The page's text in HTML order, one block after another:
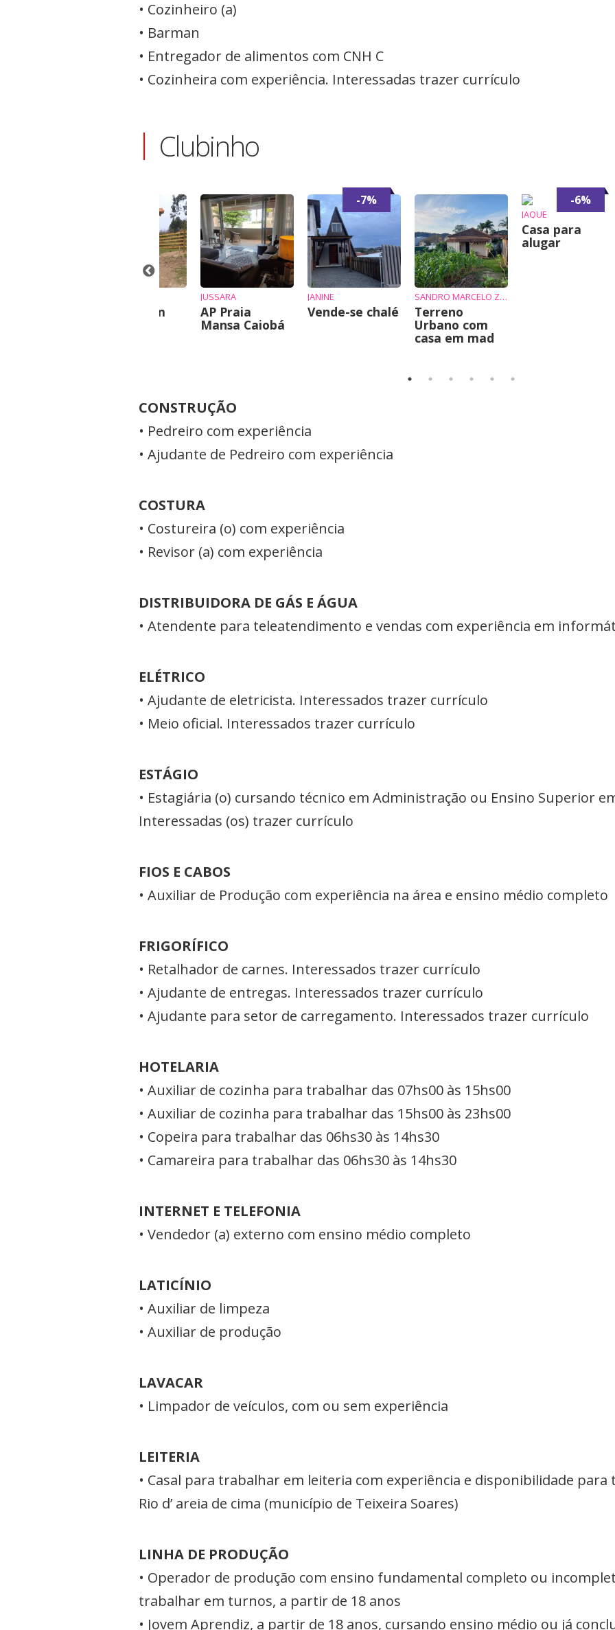
• Cozinheiro (a)
• Barman
• Entregador de alimentos com CNH C
• Cozinheira com experiência. Interessadas trazer currículo
Clubinho
Chácara em
JUSSARA
AP Praia
Mansa Caiobá
-7%
JANINE
Vende-se chalé
SANDRO MARCELO ZIEMBIKIEWICZ
Terreno
Urbano com
casa em mad
-6%
JAQUE
Casa para
alugar
CONSTRUÇÃO
• Pedreiro com experiência
• Ajudante de Pedreiro com experiência
COSTURA
• Costureira (o) com experiência
• Revisor (a) com experiência
DISTRIBUIDORA DE GÁS E ÁGUA
• Atendente para teleatendimento e vendas com experiência em
ELÉTRICO
• Ajudante de eletricista. Interessados trazer currículo
• Meio oficial. Interessados trazer currículo
ESTÁGIO
• Estagiária (o) cursando técnico em Administração ou Ensino Superior
Interessadas (os) trazer currículo
FIOS E CABOS
• Auxiliar de Produção com experiência na área e ensino médio completo
FRIGORÍFICO
• Retalhador de carnes. Interessados trazer currículo
• Ajudante de entregas. Interessados trazer currículo
• Ajudante para setor de carregamento. Interessados trazer currículo
HOTELARIA
• Auxiliar de cozinha para trabalhar das 07hs00 às 15hs00
• Auxiliar de cozinha para trabalhar das 15hs00 às 23hs00
• Copeira para trabalhar das 06hs30 às 14hs30
• Camareira para trabalhar das 06hs30 às 14hs30
INTERNET E TELEFONIA
• Vendedor (a) externo com ensino médio completo
LATICÍNIO
• Auxiliar de limpeza
• Auxiliar de produção
LAVACAR
• Limpador de veículos, com ou sem experiência
LEITERIA
• Casal para trabalhar em leiteria com experiência e disponibilidade
Rio d’ areia de cima (município de Teixeira Soares)
LINHA DE PRODUÇÃO
• Operador de produção com ensino fundamental completo ou
trabalhar em turnos, a partir de 18 anos
• Jovem Aprendiz, a partir de 18 anos, cursando ensino médio ou já